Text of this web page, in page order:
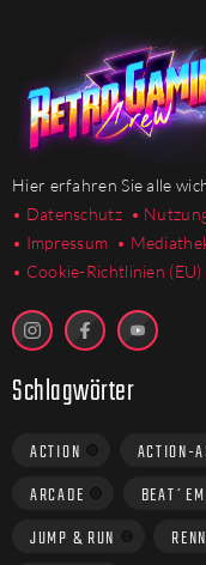
Hier erfahren Sie alle
• Datenschutz •
• Impressum •
• Cookie-Richtlinien (EU)
Schlagwörter
ACTION ACTION-
ARCADE
JUMP & RUN